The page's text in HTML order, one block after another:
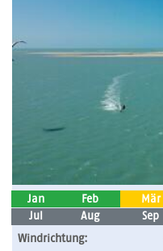
Jan Feb Mär
Jul
Aug Sep
Windrichtung: